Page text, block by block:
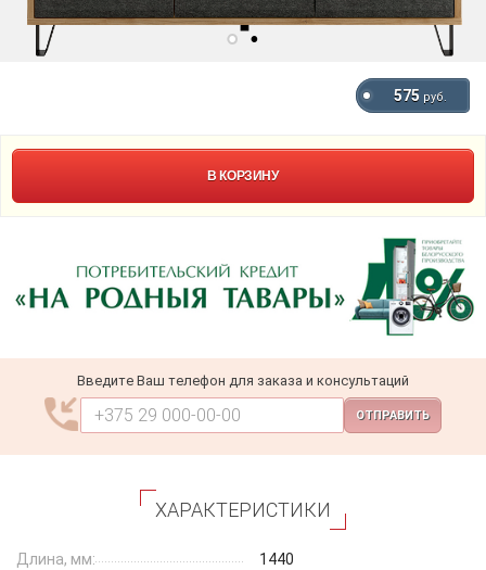
575 руб.
В КОРЗИНУ
Введите Ваш телефон для заказа и консультаций
ОТПРАВИТЬ
ХАРАКТЕРИСТИКИ
Длина, мм: 1440